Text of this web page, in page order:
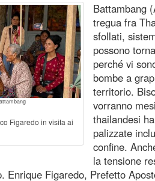
Figaredo in visita ai
Battambang
tregua fra
sfollati,
possono
perché vi
bombe a
territorio.
vorranno
thailandesi
palizzate
confine.
la tensione
Enrique Figaredo, Prefetto